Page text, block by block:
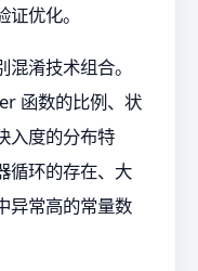
优化。
淆技术组合。
函数的比例、状
入度的分布特
循环的存在、大
异常高的常量数